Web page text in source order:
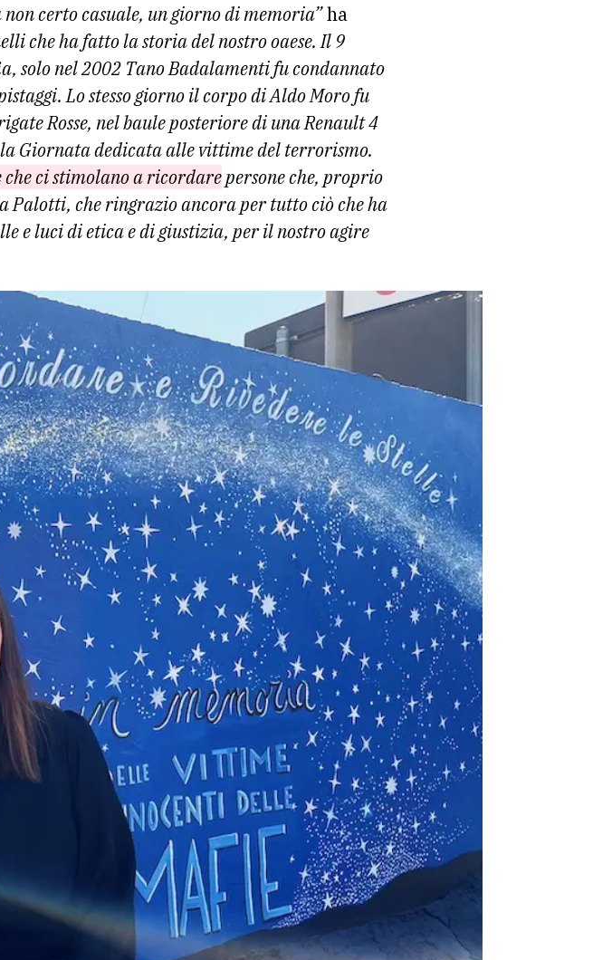
non certo casuale, un giorno di memoria”ha
che ha fatto la storia del nostro oaese. Il 9
solo nel 2002 Tano Badalamenti fu condannato
Lo stesso giorno il corpo di Aldo Moro fu
Rosse, nel baule posteriore di una Renault 4
Giornata dedicata alle vittime del terrorismo.
che ci stimolano a ricordarepersone che, proprio
Palotti, che ringrazio ancora per tutto ciò che ha
e luci di etica e di giustizia, per il nostro agire